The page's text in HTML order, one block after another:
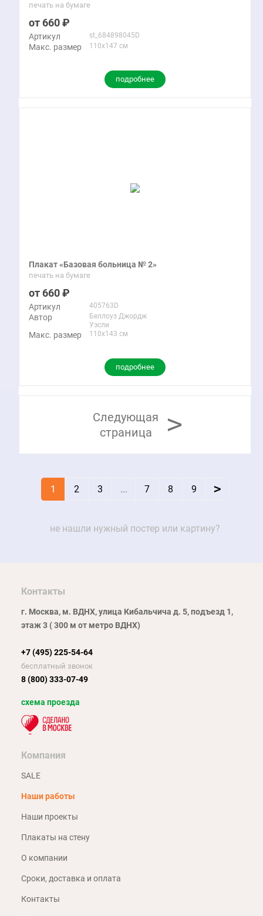
печать на бумаге
660
Артикул st_684898045D
Макс. размер 110x147 см
подробнее
Плакат «Базовая больница № 2»
печать на бумаге
660
Артикул 405763D
Автор
Беллоуз Джордж
Уэсли
Макс. размер 110x143 см
подробнее
Следующая
страница
>
1 2 3 ... 7 8 9 >
не нашли нужный постер или картину?
Контакты
г. Москва, м. ВДНХ, улица Кибальчича д. 5, подъезд 1,
этаж 3 ( 300 м от метро ВДНХ)
+7 (495) 225-54-64
бесплатный звонок
8 (800) 333-07-49
схема проезда
Компания
SALE
Наши работы
Наши проекты
Плакаты на стену
О компании
Сроки, доставка и оплата
Контакты